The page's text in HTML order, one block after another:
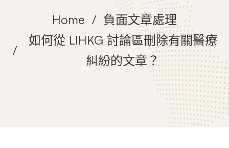
Home
負面文章處理
如何從 LIHKG 討論區刪除有關醫療
糾紛的文章？